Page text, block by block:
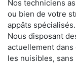
Nos techniciens
ou bien de votre
appâts spécialisés.
Nous disposant
actuellement
les nuisibles,